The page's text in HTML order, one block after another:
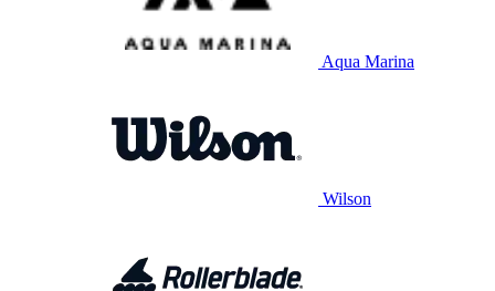
Aqua Marina
Wilson